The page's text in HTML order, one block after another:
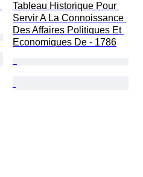
Tableau Historique Pour
Servir A La Connoissance
Des Affaires Politiques Et
Economiques De - 1786